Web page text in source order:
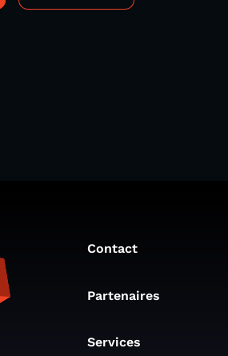
Contact
Partenaires
Services